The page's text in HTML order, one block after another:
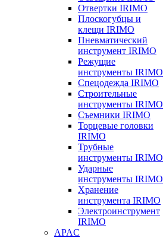
Отвертки IRIMO
Плоскогубцы и
клещи IRIMO
Пневматический
инструмент IRIMO
Режущие
инструменты IRIMO
Спецодежда IRIMO
Строительные
инструменты IRIMO
Съемники IRIMO
Торцевые головки
IRIMO
Трубные
инструменты IRIMO
Ударные
инструменты IRIMO
Хранение
инструмента IRIMO
Электроинструмент
IRIMO
APAC